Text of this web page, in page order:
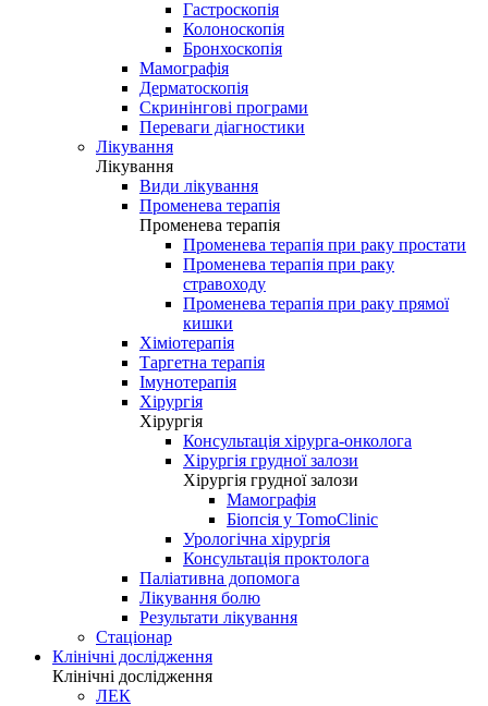
Гастроскопія
Колоноскопія
Бронхоскопія
Мамографія
Дерматоскопія
Скринінгові програми
Переваги діагностики
Лікування
Лікування
Види лікування
Променева терапія
Променева терапія
Променева терапія при раку простати
Променева терапія при раку
стравоходу
Променева терапія при раку прямої
кишки
Хіміотерапія
Таргетна терапія
Імунотерапія
Хірургія
Хірургія
Консультація хірурга-онколога
Хірургія грудної залози
Хірургія грудної залози
Мамографія
Біопсія у TomoClinic
Урологічна хірургія
Консультація проктолога
Паліативна допомога
Лікування болю
Результати лікування
Стаціонар
Клінічні дослідження
Клінічні дослідження
ЛЕК